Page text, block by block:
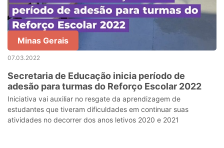
Minas Gerais
07.03.2022
Secretaria de Educação inicia período de
adesão para turmas do Reforço Escolar 2022
Iniciativa vai auxiliar no resgate da aprendizagem de
estudantes que tiveram dificuldades em continuar suas
atividades no decorrer dos anos letivos 2020 e 2021